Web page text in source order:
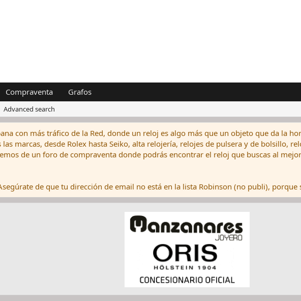
Compraventa Grafos
Advanced search
con más tráfico de la Red, donde un reloj es algo más que un objeto que da la
marcas, desde Rolex hasta Seiko, alta relojería, relojes de pulsera y de bolsillo,
de un foro de compraventa donde podrás encontrar el reloj que buscas al
de que tu dirección de email no está en la lista Robinson (no publi), porque